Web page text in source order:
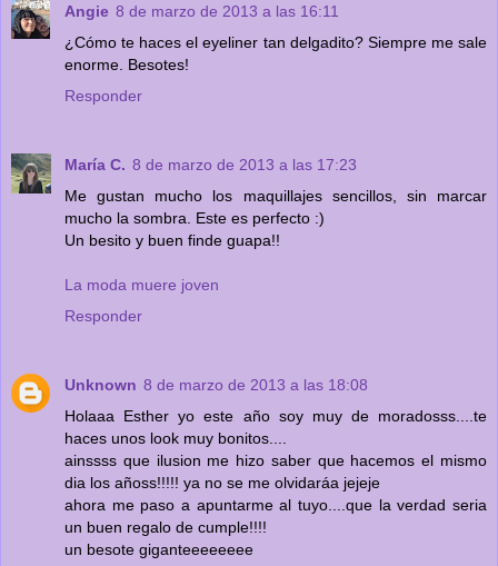
Angie 8 de marzo de 2013 a las 16:11
¿Cómo te haces el eyeliner tan delgadito? Siempre me sale
enorme. Besotes!
Responder
María C. 8 de marzo de 2013 a las 17:23
Me gustan mucho los maquillajes sencillos, sin marcar
mucho la sombra. Este es perfecto :)
Un besito y buen finde guapa!!
La moda muere joven
Responder
Unknown 8 de marzo de 2013 a las 18:08
Holaaa Esther yo este año soy muy de moradosss....te
haces unos look muy bonitos....
ainssss que ilusion me hizo saber que hacemos el mismo
dia los añoss!!!!! ya no se me olvidaráa jejeje
ahora me paso a apuntarme al tuyo....que la verdad seria
un buen regalo de cumple!!!!
un besote giganteeeeeeee